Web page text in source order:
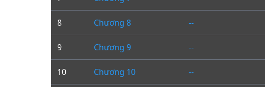
8 Chương 8 --
9 Chương 9 --
10 Chương 10 --